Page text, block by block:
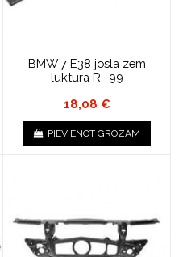
BMW 7 E38 josla zem
luktura R -99
18,08 €
PIEVIENOT GROZAM